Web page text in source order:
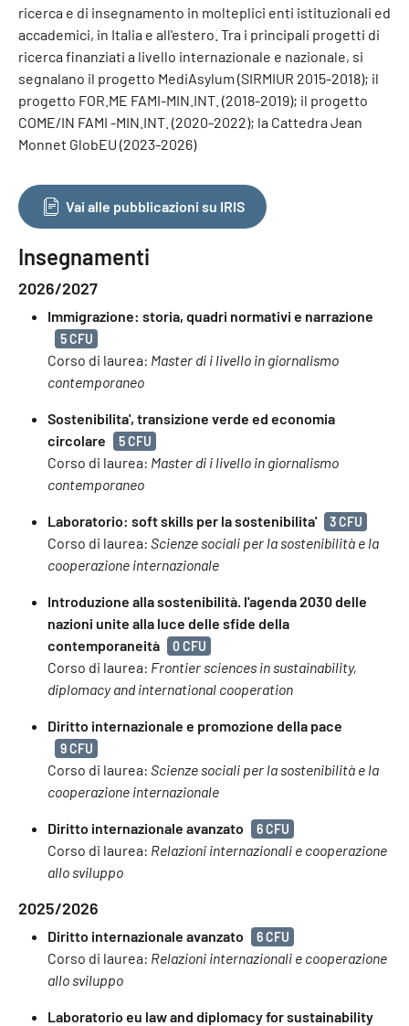
ricerca e di insegnamento in molteplici enti istituzionali ed
accademici, in Italia e all'estero. Tra i principali progetti di
ricerca finanziati a livello internazionale e nazionale, si
segnalano il progetto MediAsylum (SIRMIUR 2015-2018); il
progetto FOR.ME FAMI-MIN.INT. (2018-2019); il progetto
COME/IN FAMI -MIN.INT. (2020-2022); la Cattedra Jean
Monnet GlobEU (2023-2026)
Vai alle pubblicazioni su IRIS
Insegnamenti
2026/2027
Immigrazione: storia, quadri normativi e narrazione
5 CFU
Corso di laurea: Master di i livello in giornalismo
contemporaneo
Sostenibilita', transizione verde ed economia
circolare
5 CFU
Corso di laurea: Master di i livello in giornalismo
contemporaneo
Laboratorio: soft skills per la sostenibilita' 3 CFU
Corso di laurea: Scienze sociali per la sostenibilità e la
cooperazione internazionale
Introduzione alla sostenibilità. l'agenda 2030 delle
nazioni unite alla luce delle sfide della
contemporaneità
0 CFU
Corso di laurea: Frontier sciences in sustainability,
diplomacy and international cooperation
Diritto internazionale e promozione della pace
9 CFU
Corso di laurea: Scienze sociali per la sostenibilità e la
cooperazione internazionale
Diritto internazionale avanzato 6 CFU
Corso di laurea: Relazioni internazionali e cooperazione
allo sviluppo
2025/2026
Diritto internazionale avanzato 6 CFU
Corso di laurea: Relazioni internazionali e cooperazione
allo sviluppo
Laboratorio eu law and diplomacy for sustainability